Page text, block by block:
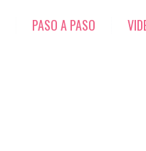
PASO A PASO